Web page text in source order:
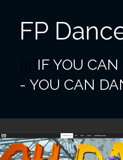
FP
IF YOU
- YOU CAN